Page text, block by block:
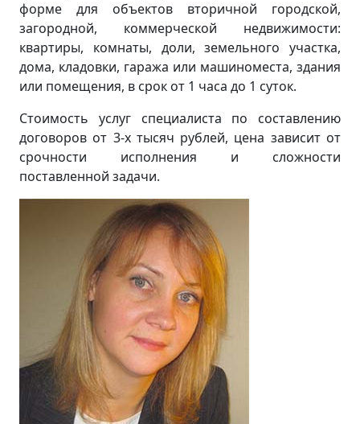
форме для объектов вторичной городской,
загородной, коммерческой недвижимости:
квартиры, комнаты, доли, земельного участка,
дома, кладовки, гаража или машиноместа, здания
или помещения, в срок от 1 часа до 1 суток.
Стоимость услуг специалиста по составлению
договоров от 3-х тысяч рублей, цена зависит от
срочности исполнения и сложности
поставленной задачи.